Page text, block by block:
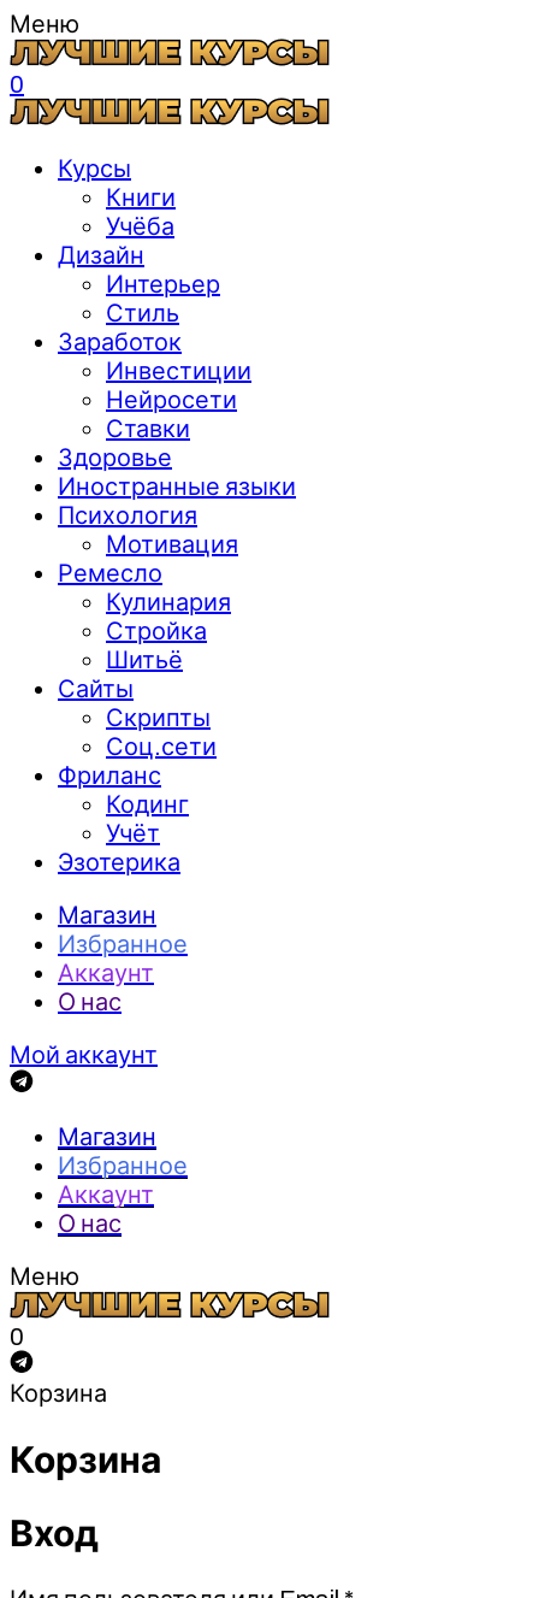
Меню
0
Курсы
Книги
Учёба
Дизайн
Интерьер
Стиль
Заработок
Инвестиции
Нейросети
Ставки
Здоровье
Иностранные языки
Психология
Мотивация
Ремесло
Кулинария
Стройка
Шитьё
Сайты
Скрипты
Соц.сети
Фриланс
Кодинг
Учёт
Эзотерика
Магазин
Избранное
Аккаунт
О нас
Мой аккаунт
Магазин
Избранное
Аккаунт
О нас
Меню
0
Корзина
Корзина
Вход